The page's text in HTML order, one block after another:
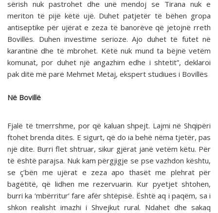
sërish nuk pastrohet dhe unë mendoj se Tirana nuk e
meriton të pijë këtë ujë. Duhet patjetër të bëhen gropa
antiseptike për ujërat e zeza të banorëve që jetojnë rreth
Bovillës. Duhen investime serioze. Ajo duhet të futet në
karantinë dhe të mbrohet. Këtë nuk mund ta bëjnë vetëm
komunat, por duhet një angazhim edhe i shtetit”, deklaroi
pak ditë më parë Mehmet Metaj, ekspert studiues i Bovillës
Në Bovillë
Fjalë të tmerrshme, por që kaluan shpejt. Lajmi në Shqipëri
ftohet brenda ditës. E sigurt, që do ia behë nëma tjetër, pas
një dite. Burri flet shtruar, sikur gjërat janë vetëm këtu. Për
të është parajsa. Nuk kam përgjigje se pse vazhdon kështu,
se ç’bën me ujërat e zeza apo thasët me plehrat për
bagëtitë, që lidhen me rezervuarin. Kur pyetjet shtohen,
burri ka ‘mbërritur’ fare afër shtëpisë. Është aq i paqëm, sa i
shkon realisht imazhi i Shvejkut rural. Ndahet dhe sakaq